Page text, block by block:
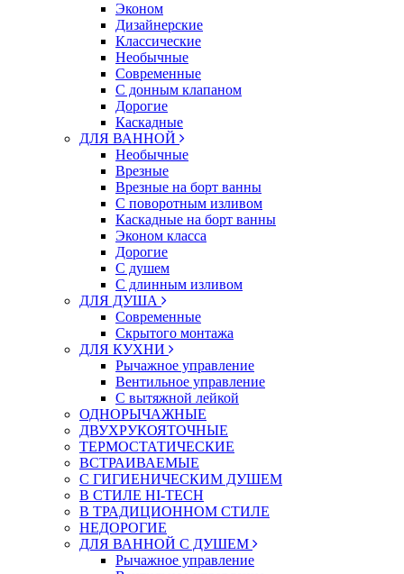
Эконом
Дизайнерские
Классические
Необычные
Современные
С донным клапаном
Дорогие
Каскадные
ДЛЯ ВАННОЙ
Необычные
Врезные
Врезные на борт ванны
С поворотным изливом
Каскадные на борт ванны
Эконом класса
Дорогие
С душем
C длинным изливом
ДЛЯ ДУША
Современные
Скрытого монтажа
ДЛЯ КУХНИ
Рычажное управление
Вентильное управление
С вытяжной лейкой
ОДНОРЫЧАЖНЫЕ
ДВУХРУКОЯТОЧНЫЕ
ТЕРМОСТАТИЧЕСКИЕ
ВСТРАИВАЕМЫЕ
С ГИГИЕНИЧЕСКИМ ДУШЕМ
В СТИЛЕ HI-TECH
В ТРАДИЦИОННОМ СТИЛЕ
НЕДОРОГИЕ
ДЛЯ ВАННОЙ С ДУШЕМ
Рычажное управление